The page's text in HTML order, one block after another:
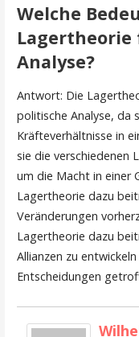
Welche
Analyse?
Antwort: Die
politische Analyse, da
Kräfteverhältnisse in
sie die verschiedenen
um die Macht in einer
Lagertheorie dazu
Veränderungen
Lagertheorie dazu
Allianzen zu
Entscheidungen